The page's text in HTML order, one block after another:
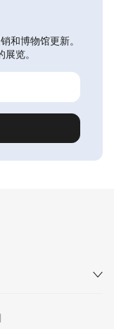
和博物馆更新。
览。